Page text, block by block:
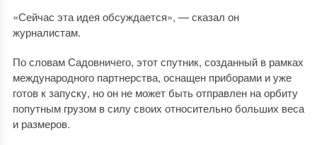
«Сейчас эта идея обсуждается», — сказал он
журналистам.
По словам Садовничего, этот спутник, созданный в рамках
международного партнерства, оснащен приборами и уже
готов к запуску, но он не может быть отправлен на орбиту
попутным грузом в силу своих относительно больших веса
и размеров.